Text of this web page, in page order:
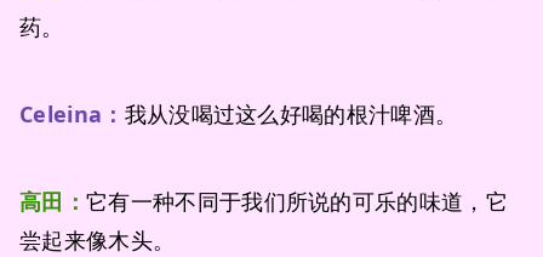
药。
Celeina： 我从没喝过这么好喝的根汁啤酒。
高田： 它有一种不同于我们所说的可乐的味道，它
尝起来像木头。